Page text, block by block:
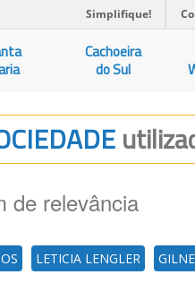
Simplifique!
Cachoeira
do Sul
de relevância
LETICIA LENGLER